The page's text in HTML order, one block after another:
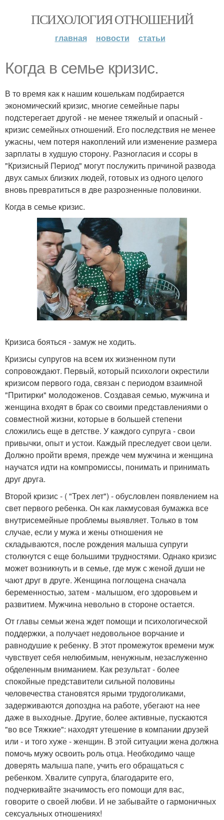
ПСИХОЛОГИЯ ОТНОШЕНИЙ
главная новости статьи
Когда в семье кризис.
В то время как к нашим кошелькам подбирается
экономический кризис, многие семейные пары
подстерегает другой - не менее тяжелый и опасный -
кризис семейных отношений. Его последствия не менее
ужасны, чем потеря накоплений или изменение размера
зарплаты в худшую сторону. Разногласия и ссоры в
"Кризисный Период" могут послужить причиной развода
двух самых близких людей, готовых из одного целого
вновь превратиться в две разрозненные половинки.
Когда в семье кризис.
Кризиса бояться - замуж не ходить.
Кризисы супругов на всем их жизненном пути
сопровождают. Первый, который психологи окрестили
кризисом первого года, связан с периодом взаимной
"Притирки" молодоженов. Создавая семью, мужчина и
женщина входят в брак со своими представлениями о
совместной жизни, которые в большей степени
сложились еще в детстве. У каждого супруга - свои
привычки, опыт и устои. Каждый преследует свои цели.
Должно пройти время, прежде чем мужчина и женщина
научатся идти на компромиссы, понимать и принимать
друг друга.
Второй кризис - ( "Трех лет") - обусловлен появлением на
свет первого ребенка. Он как лакмусовая бумажка все
внутрисемейные проблемы выявляет. Только в том
случае, если у мужа и жены отношения не
складываются, после рождения малыша супруги
столкнутся с еще большими трудностями. Однако кризис
может возникнуть и в семье, где муж с женой души не
чают друг в друге. Женщина поглощена сначала
беременностью, затем - малышом, его здоровьем и
развитием. Мужчина невольно в стороне остается.
От главы семьи жена ждет помощи и психологической
поддержки, а получает недовольное ворчание и
равнодушие к ребенку. В этот промежуток времени муж
чувствует себя нелюбимым, ненужным, незаслуженно
обделенным вниманием. Как результат - более
спокойные представители сильной половины
человечества становятся ярыми трудоголиками,
задерживаются допоздна на работе, убегают на нее
даже в выходные. Другие, более активные, пускаются
"во все Тяжкие": находят утешение в компании друзей
или - и того хуже - женщин. В этой ситуации жена должна
помочь мужу освоить роль отца. Необходимо чаще
доверять малыша папе, учить его обращаться с
ребенком. Хвалите супруга, благодарите его,
подчеркивайте значимость его помощи для вас,
говорите о своей любви. И не забывайте о гармоничных
сексуальных отношениях!